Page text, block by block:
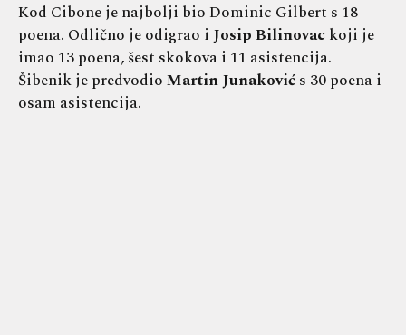
Kod Cibone je najbolji bio Dominic Gilbert s 18
poena. Odlično je odigrao i Josip Bilinovac koji je
imao 13 poena, šest skokova i 11 asistencija.
Šibenik je predvodioMartin Junakovićs 30 poena i
osam asistencija.